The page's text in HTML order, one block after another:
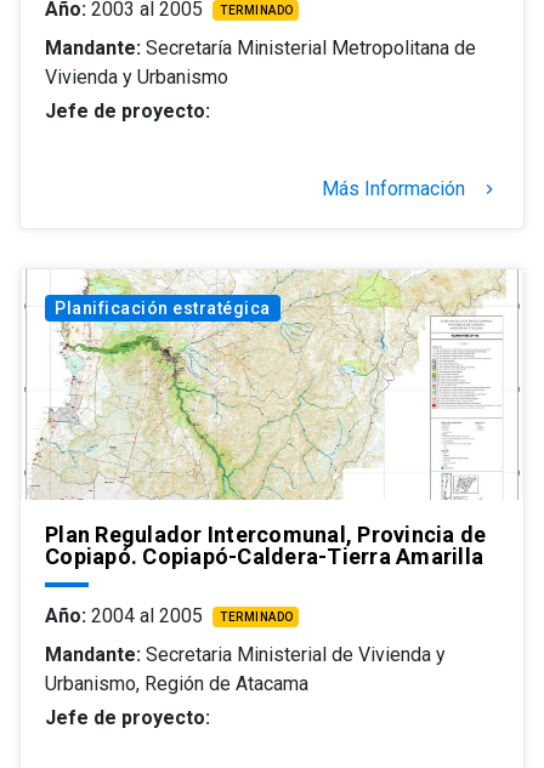
Año: 2003 al 2005 TERMINADO
Mandante: Secretaría Ministerial Metropolitana de
Vivienda y Urbanismo
Jefe de proyecto:
Más Información keyboard_arrow_right
Planificación estratégica
Plan Regulador Intercomunal, Provincia de
Copiapó. Copiapó-Caldera-Tierra Amarilla
Año: 2004 al 2005 TERMINADO
Mandante: Secretaria Ministerial de Vivienda y
Urbanismo, Región de Atacama
Jefe de proyecto: